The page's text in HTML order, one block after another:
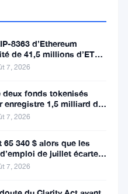
8363 d’Ethereum
de 41,5 millions d’ETH
7, 2026
deux fonds tokenisés
enregistre 1,5 milliard de
7, 2026
340 $ alors que les
de juillet écartent
en
7, 2026